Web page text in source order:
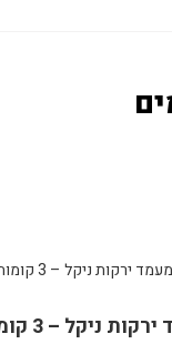
ניקל – 3 קומות